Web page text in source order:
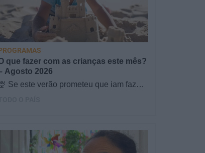
que fazer com as crianças este mês?
Agosto 2026
Se este verão prometeu que iam fazer